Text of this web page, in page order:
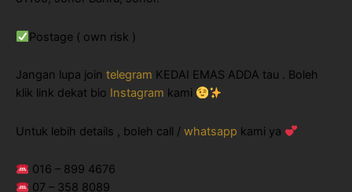
Postage ( own risk )
Jangan lupa join telegram KEDAI EMAS ADDA tau . Boleh
klik link dekat bio Instagram kami
Untuk lebih details , boleh call / whatsapp kami ya
016 – 899 4676
07 – 358 8089